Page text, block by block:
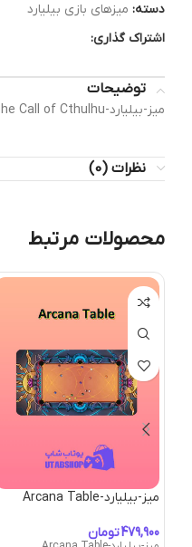
دسته: میزهای بازی بیلیارد
اشتراک گذاری:
توضیحات
میز-بیلیارد-The Call of Cthulhu
نظرات (0)
محصولات مرتبط
میز-بیلیارد-Arcana Table
تومان